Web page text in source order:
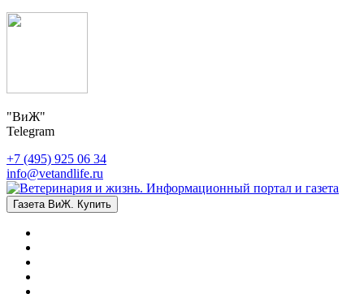
"ВиЖ"
Telegram
+7 (495) 925 06 34
info@vetandlife.ru
Газета ВиЖ. Купить